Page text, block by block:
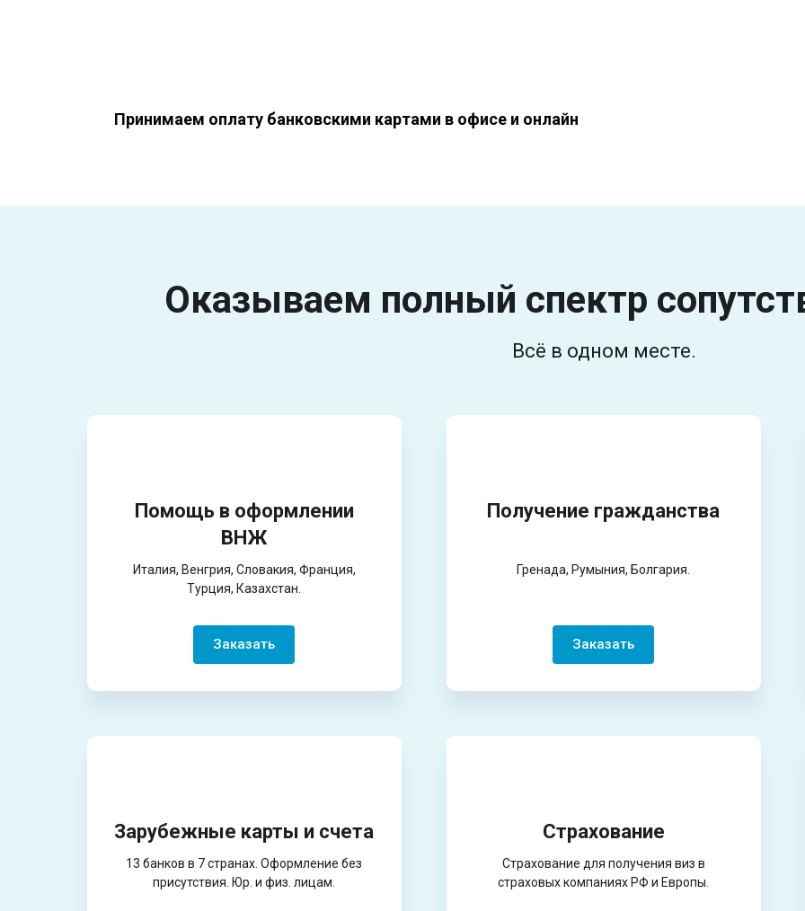
Принимаем оплату банковскими картами в офисе и онлайн
Оказываем полный спектр
Всё в одном месте.
Помощь в оформлении
ВНЖ
Италия, Венгрия, Словакия, Франция,
Турция, Казахстан.
Заказать
Получение гражданства
Гренада, Румыния, Болгария.
Заказать
Зарубежные карты и счета
13 банков в 7 странах. Оформление без
присутствия. Юр. и физ. лицам.
Страхование
Страхование для получения виз в
страховых компаниях РФ и Европы.